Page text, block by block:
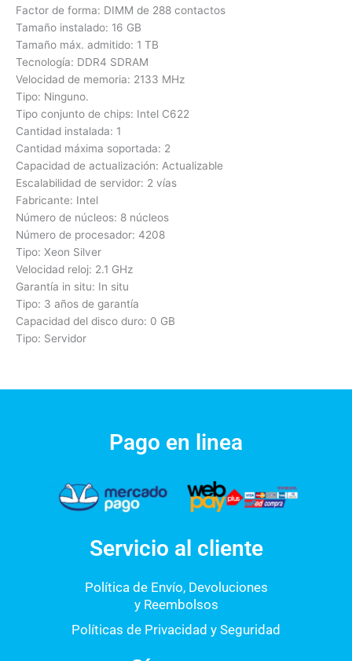
Factor de forma: DIMM de 288 contactos
Tamaño instalado: 16 GB
Tamaño máx. admitido: 1 TB
Tecnología: DDR4 SDRAM
Velocidad de memoria: 2133 MHz
Tipo: Ninguno.
Tipo conjunto de chips: Intel C622
Cantidad instalada: 1
Cantidad máxima soportada: 2
Capacidad de actualización: Actualizable
Escalabilidad de servidor: 2 vías
Fabricante: Intel
Número de núcleos: 8 núcleos
Número de procesador: 4208
Tipo: Xeon Silver
Velocidad reloj: 2.1 GHz
Garantía in situ: In situ
Tipo: 3 años de garantía
Capacidad del disco duro: 0 GB
Tipo: Servidor
Pago en linea
Servicio al cliente
Política de Envío, Devoluciones
y Reembolsos
Políticas de Privacidad y Seguridad